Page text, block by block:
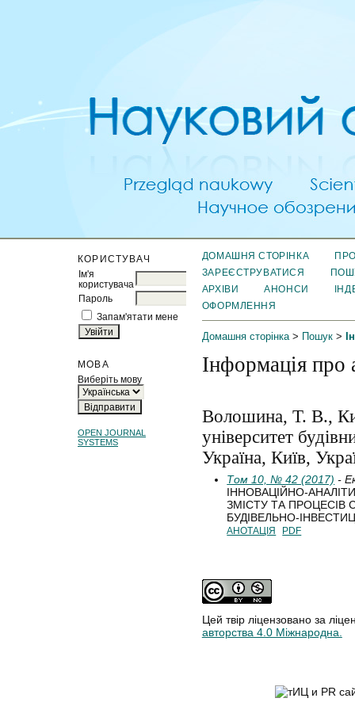
КОРИСТУВАЧ
Ім'я
користувача
Пароль
Запам'ятати мене
МОВА
Виберіть мову
OPEN JOURNAL
SYSTEMS
ДОМАШНЯ СТОРІНКА
ЗАРЕЄСТРУВАТИСЯ
АРХІВИ
АНОНСИ
ОФОРМЛЕННЯ
Домашня сторінка> Пошук>
Інформація про
Волошина, Т. В.,
університет
Україна, Київ,
Том 10, № 42 (2017) -
ІННОВАЦІЙНО-
ЗМІСТУ ТА ПРОЦЕСІВ
БУДІВЕЛЬНО-
АНОТАЦІЯ PDF
Цей твір ліцензовано за
авторства 4.0 Міжнародна.